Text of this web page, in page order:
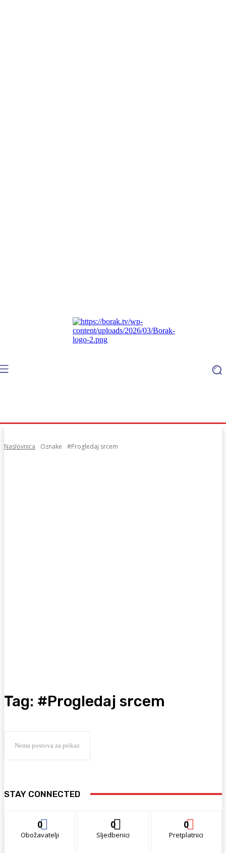
Naslovnica Oznake #Progledaj srcem
Tag: #Progledaj srcem
Nema postova za prikaz
STAY CONNECTED
0
Obožavatelji
0
Sljedbenici
0
Pretplatnici